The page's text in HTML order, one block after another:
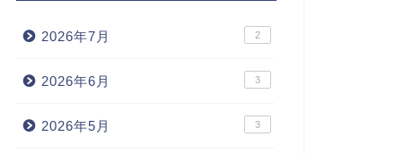
2026年7月 2
2026年6月 3
2026年5月 3